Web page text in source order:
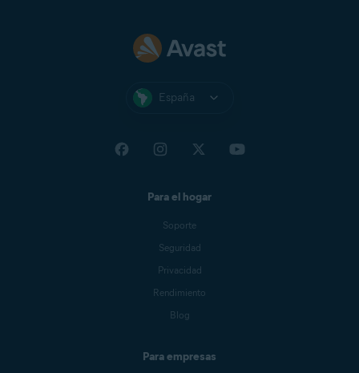
España
Para el hogar
Soporte
Seguridad
Privacidad
Rendimiento
Blog
Para empresas